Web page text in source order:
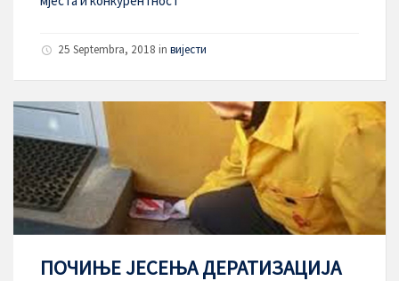
25 Septembra, 2018 in вијести
ПОЧИЊЕ ЈЕСЕЊА ДЕРАТИЗАЦИЈА